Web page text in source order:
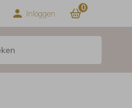
Inloggen
0